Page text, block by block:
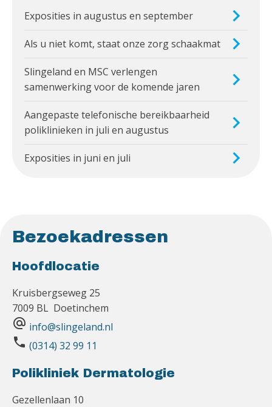
Exposities in augustus en september
Als u niet komt, staat onze zorg schaakmat
Slingeland en MSC verlengen
samenwerking voor de komende jaren
Aangepaste telefonische bereikbaarheid
poliklinieken in juli en augustus
Exposities in juni en juli
Bezoekadressen
Hoofdlocatie
Kruisbergseweg 25
7009 BL Doetinchem
alternate_email info@slingeland.nl
phone (0314) 32 99 11
Polikliniek Dermatologie
Gezellenlaan 10